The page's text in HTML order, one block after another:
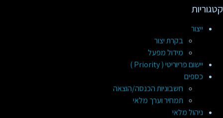
קטגוריות
ייצור
בקרת יצור
מידול מפעל
יישום פריוריטי ( Priority )
כספים
חשבוניות הכנסה/הוצאה
תמחיר וערך מלאי
ניהול מלאי